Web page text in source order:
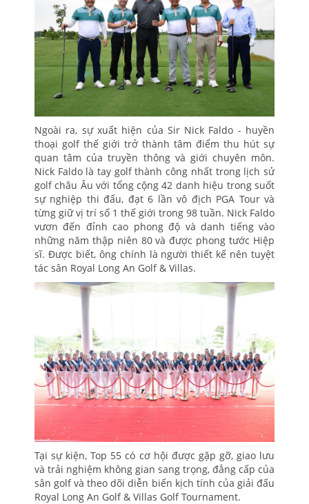
Ngoài ra, sự xuất hiện của Sir Nick Faldo - huyền
thoại golf thế giới trở thành tâm điểm thu hút sự
quan tâm của truyền thông và giới chuyên môn.
Nick Faldo là tay golf thành công nhất trong lịch sử
golf châu Âu với tổng cộng 42 danh hiệu trong suốt
sự nghiệp thi đấu, đạt 6 lần vô địch PGA Tour và
từng giữ vị trí số 1 thế giới trong 98 tuần. Nick Faldo
vươn đến đỉnh cao phong độ và danh tiếng vào
những năm thập niên 80 và được phong tước Hiệp
sĩ. ​Được biết, ông chính là người thiết kế nên tuyệt
tác sân Royal Long An Golf & Villas. ​
Tại sự kiện, Top 55 có cơ hội được gặp gỡ, giao lưu
và trải nghiệm không gian sang trọng, đẳng cấp của
sân golf và theo dõi diễn biến kịch tính của giải đấu
Royal Long An Golf & Villas Golf Tournament.